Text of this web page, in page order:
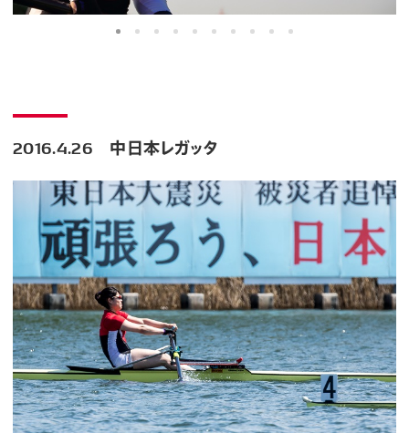
2016.4.26 中日本レガッタ